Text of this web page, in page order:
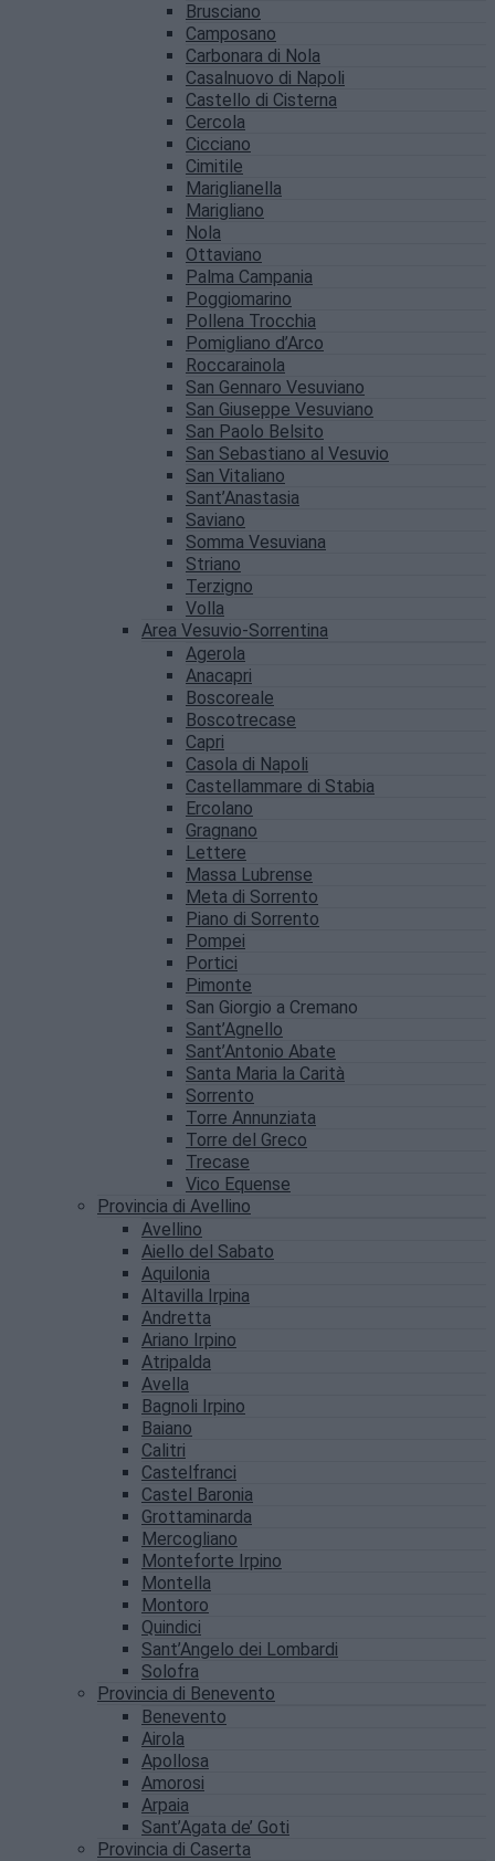
Brusciano
Camposano
Carbonara di Nola
Casalnuovo di Napoli
Castello di Cisterna
Cercola
Cicciano
Cimitile
Mariglianella
Marigliano
Nola
Ottaviano
Palma Campania
Poggiomarino
Pollena Trocchia
Pomigliano d’Arco
Roccarainola
San Gennaro Vesuviano
San Giuseppe Vesuviano
San Paolo Belsito
San Sebastiano al Vesuvio
San Vitaliano
Sant’Anastasia
Saviano
Somma Vesuviana
Striano
Terzigno
Volla
Area Vesuvio-Sorrentina
Agerola
Anacapri
Boscoreale
Boscotrecase
Capri
Casola di Napoli
Castellammare di Stabia
Ercolano
Gragnano
Lettere
Massa Lubrense
Meta di Sorrento
Piano di Sorrento
Pompei
Portici
Pimonte
San Giorgio a Cremano
Sant’Agnello
Sant’Antonio Abate
Santa Maria la Carità
Sorrento
Torre Annunziata
Torre del Greco
Trecase
Vico Equense
Provincia di Avellino
Avellino
Aiello del Sabato
Aquilonia
Altavilla Irpina
Andretta
Ariano Irpino
Atripalda
Avella
Bagnoli Irpino
Baiano
Calitri
Castelfranci
Castel Baronia
Grottaminarda
Mercogliano
Monteforte Irpino
Montella
Montoro
Quindici
Sant’Angelo dei Lombardi
Solofra
Provincia di Benevento
Benevento
Airola
Apollosa
Amorosi
Arpaia
Sant’Agata de’ Goti
Provincia di Caserta